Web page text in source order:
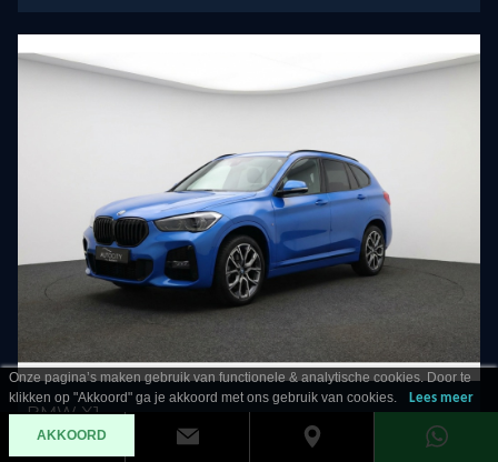
BMW X1
sDrive 20i M Sport Pano l Memory l Trekhaak l
Onze pagina’s maken gebruik van functionele & analytische cookies. Door te
klikken op "Akkoord" ga je akkoord met ons gebruik van cookies.
Lees meer
AKKOORD